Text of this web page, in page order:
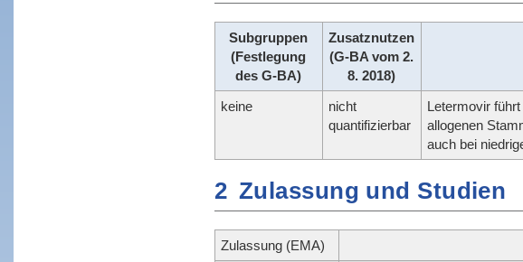
Subgruppen
(Festlegung
des G-BA)
Zusatznutzen
(G-BA vom 2.
8. 2018)
keine
nicht
quantifizierbar
Letermovir
allogenen
auch bei
2 Zulassung und Studien
Zulassung (EMA)